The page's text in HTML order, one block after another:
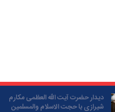
دیدار حضرت آیت الله العظمی مکارم
شیرازی با حجت الاسلام والمسلمین